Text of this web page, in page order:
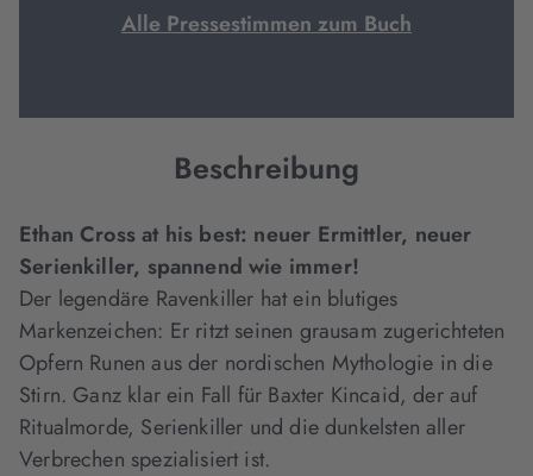
Alle Pressestimmen zum Buch
Beschreibung
Ethan Cross at his best: neuer Ermittler, neuer
Serienkiller, spannend wie immer!
Der legendäre Ravenkiller hat ein blutiges
Markenzeichen: Er ritzt seinen grausam zugerichteten
Opfern Runen aus der nordischen Mythologie in die
Stirn. Ganz klar ein Fall für Baxter Kincaid, der auf
Ritualmorde, Serienkiller und die dunkelsten aller
Verbrechen spezialisiert ist.